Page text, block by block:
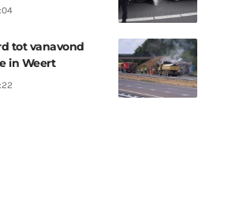
tot vanavond
in Weert